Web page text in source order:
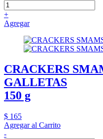
+
Agregar
CRACKERS
GALLETAS
150 g
$ 165
Agregar al Carrito
-